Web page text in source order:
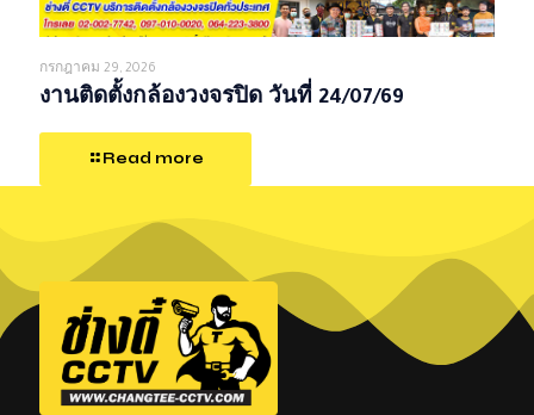
กรกฎาคม 29, 2026
งานติดตั้งกล้องวงจรปิด วันที่ 24/07/69
Read more